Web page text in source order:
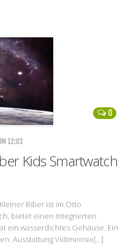
0
12:03
Kids Smartwatch
Biber ist im Otto
bietet einen integrierten
ein wasserdichtes Gehäuse. Ein
Ausstattung Vidimensio[…]